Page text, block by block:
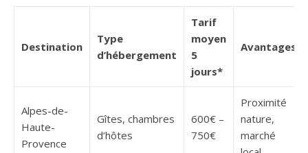
Destination
Type
d’hébergement
Tarif
moyen
5
jours*
Avantages
Alpes-de-
Haute-
Provence
Gîtes, chambres
d’hôtes
600€ –
750€
Proximité
nature,
marché